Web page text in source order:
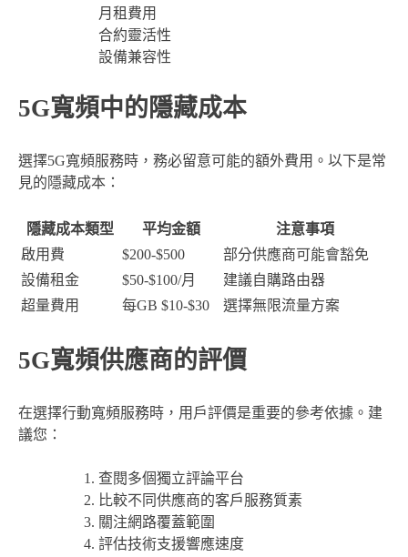
月租費用
合約靈活性
設備兼容性
5G寬頻中的隱藏成本
選擇5G寬頻服務時，務必留意可能的額外費用。以下是常
見的隱藏成本：
隱藏成本類型 平均金額
注意事項
啟用費
$200-$500
部分供應商可能會豁免
設備租金
$50-$100/月
建議自購路由器
超量費用
每GB $10-$30 選擇無限流量方案
5G寬頻供應商的評價
在選擇行動寬頻服務時，用戶評價是重要的參考依據。建
議您：
查閱多個獨立評論平台
比較不同供應商的客戶服務質素
關注網路覆蓋範圍
評估技術支援響應速度